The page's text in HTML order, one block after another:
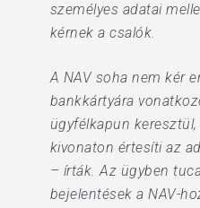
személyes adatai
kérnek a csalók.
A NAV soha nem kér
bankkártyára
ügyfélkapun
kivonaton értesíti az
– írták. Az ügyben
bejelentések a NAV-